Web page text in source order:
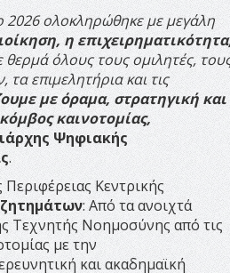
2026 ολοκληρώθηκε με μεγάλη
η
θερμά όλους τους ομιλητές,
επιμελητήρια και τις
με όραμα, στρατηγική και
καινοτομίας,
Ψηφιακής
.
Κεντρικής
: Από τα ανοιχτά
Τεχνητής Νοημοσύνης από τις
με την
και ακαδημαϊκή